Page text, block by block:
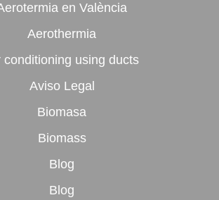
en València
Aerothermia
conditioning using ducts
Aviso Legal
Biomasa
Biomass
Blog
Blog